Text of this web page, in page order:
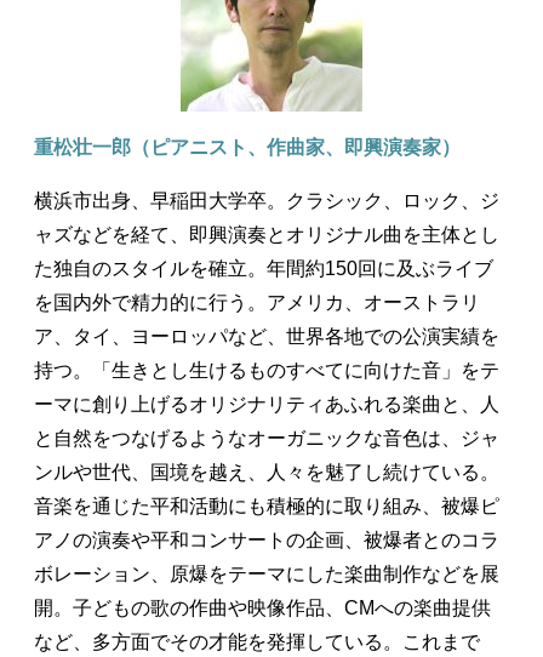
重松壮一郎（ピアニスト、作曲家、即興演奏家）
横浜市出身、早稲田大学卒。クラシック、ロック、ジ
ャズなどを経て、即興演奏とオリジナル曲を主体とし
た独自のスタイルを確立。年間約150回に及ぶライブ
を国内外で精力的に行う。アメリカ、オーストラリ
ア、タイ、ヨーロッパなど、世界各地での公演実績を
持つ。「生きとし生けるものすべてに向けた音」をテ
ーマに創り上げるオリジナリティあふれる楽曲と、人
と自然をつなげるようなオーガニックな音色は、ジャ
ンルや世代、国境を越え、人々を魅了し続けている。
音楽を通じた平和活動にも積極的に取り組み、被爆ピ
アノの演奏や平和コンサートの企画、被爆者とのコラ
ボレーション、原爆をテーマにした楽曲制作などを展
開。子どもの歌の作曲や映像作品、CMへの楽曲提供
など、多方面でその才能を発揮している。これまで